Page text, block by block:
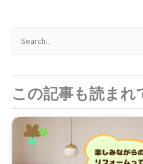
象
この記事も読まれ